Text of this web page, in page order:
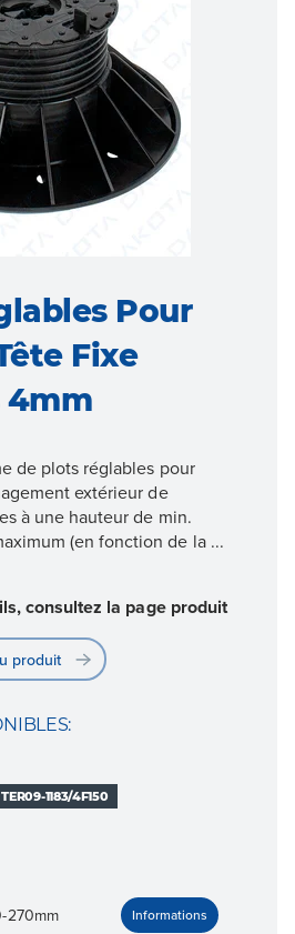
Pour
Fixe
4mm
de plots réglables pour
extérieur de
à une hauteur de min.
(en fonction de la ...
consultez la page produit
produit
TER09-1183/4F150
270mm